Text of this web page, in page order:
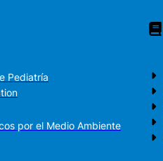
Pediatría
por el Medio Ambiente